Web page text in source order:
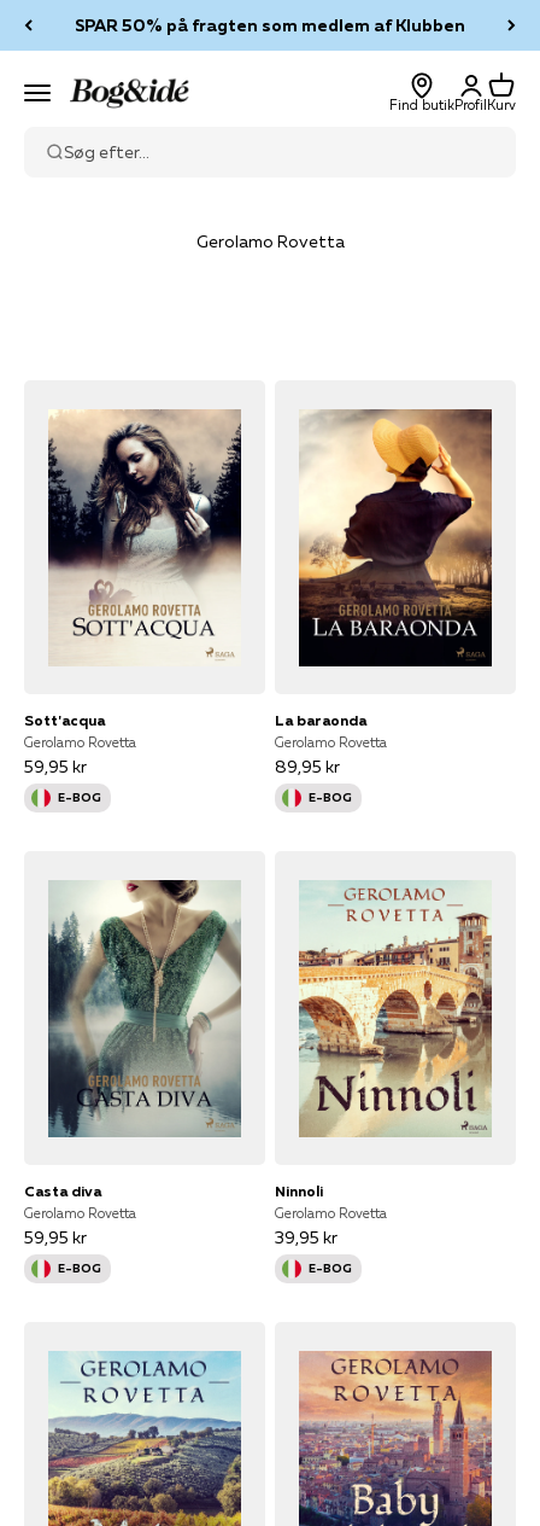
SPAR 50% på fragten som medlem af Klubben
Menu Bog & idé
Find butik
Log ind
Profil
Kurv
Kurv
Søg efter...
Gerolamo Rovetta
Sott'acqua
Gerolamo Rovetta
59,95 kr
E-BOG
La baraonda
Gerolamo Rovetta
89,95 kr
E-BOG
Casta diva
Gerolamo Rovetta
59,95 kr
E-BOG
Ninnoli
Gerolamo Rovetta
39,95 kr
E-BOG